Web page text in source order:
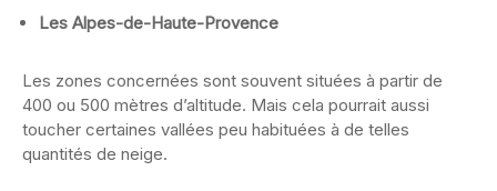
Les Alpes-de-Haute-Provence
Les zones concernées sont souvent situées à partir de
400 ou 500 mètres d’altitude. Mais cela pourrait aussi
toucher certaines vallées peu habituées à de telles
quantités de neige.